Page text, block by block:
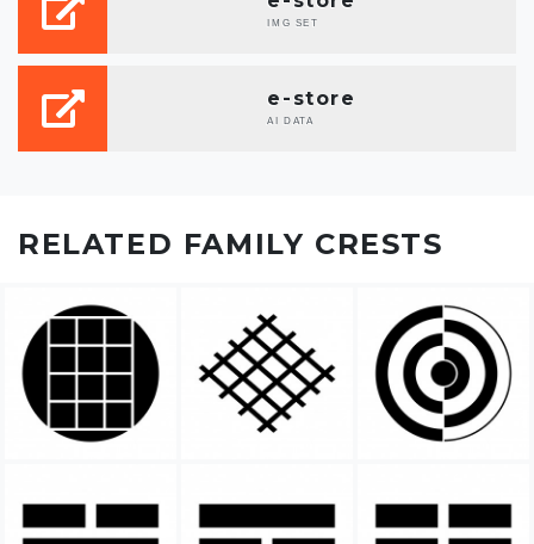
IMG SET
e-store
AI DATA
RELATED FAMILY CRESTS